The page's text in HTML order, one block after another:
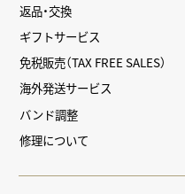
返品・交換
ギフトサービス
免税販売（TAX FREE SALES）
海外発送サービス
バンド調整
修理について